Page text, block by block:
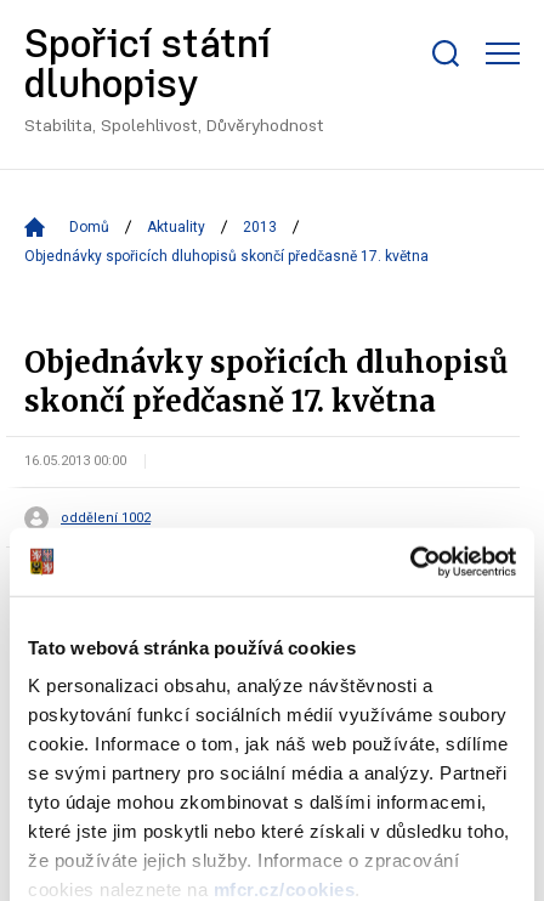
Tato webová stránka používá cookies
K personalizaci obsahu, analýze návštěvnosti a
poskytování funkcí sociálních médií využíváme soubory
cookie. Informace o tom, jak náš web používáte, sdílíme
se svými partnery pro sociální média a analýzy. Partneři
tyto údaje mohou zkombinovat s dalšími informacemi,
které jste jim poskytli nebo které získali v důsledku toho,
že používáte jejich služby. Informace o zpracování
cookies naleznete na mfcr.cz/cookies.
Spořicí státní
dluhopisy
Stabilita, Spolehlivost, Důvěryhodnost
Domů Aktuality
2013
Objednávky spořicích dluhopisů skončí předčasně 17. května
Objednávky spořicích dluhopisů
skončí předčasně 17. května
16.05.2013 00:00
oddělení 1002
Ministerstvo financí k dnešnímu dni (12:00) eviduje objednávky
spořicích státních dluhopisů v hodnotě 15,9 mld. Kč. Vzhledem k
tomu, že stanovený cíl emise byl splněn, upisovací období bude v
souladu s emisními podmínkami předčasně ukončeno. Poslední
den pro objednávky tak nastane v pátek 17. května 2013.
Objednané dluhopisy je potřeba zaplatit do pěti pracovních dnů
od ukončení upisovacího období, tj. peníze musí být připsány na
účet distributora do 24. května 2013. Ministr financí využívá této